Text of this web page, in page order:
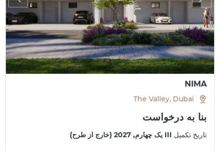
NIMA
The Valley, Dubai
بنا به درخواست
تاریخ تکمیل III یک چهارم, 2027 (خارج از طرح)